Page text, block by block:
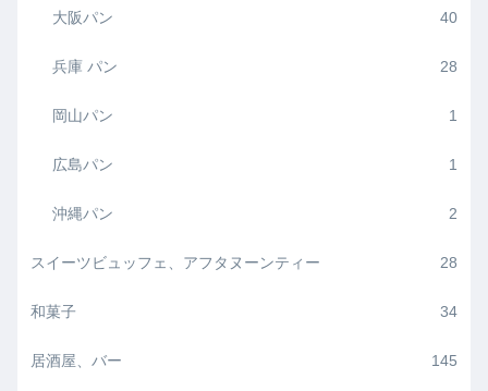
大阪パン 40
兵庫 パン 28
岡山パン 1
広島パン 1
沖縄パン 2
スイーツビュッフェ、アフタヌーンティー 28
和菓子 34
居酒屋、バー 145